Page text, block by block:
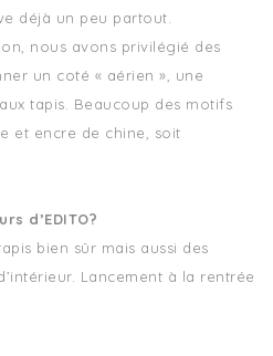
déjà un peu partout.
nous avons privilégié des
un coté « aérien », une
tapis. Beaucoup des motifs
et encre de chine, soit
d’EDITO?
bien sûr mais aussi des
Lancement à la rentrée